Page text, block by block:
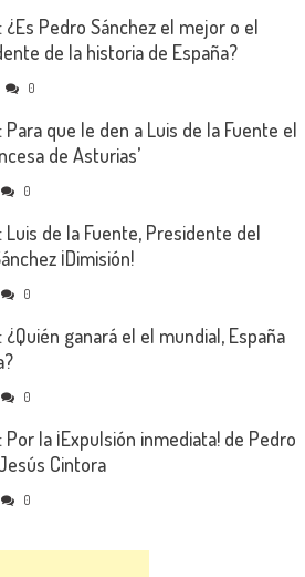
¿Es Pedro Sánchez el mejor o el
de la historia de España?
0
Para que le den a Luis de la Fuente el
de Asturias’
0
Luis de la Fuente, Presidente del
¡Dimisión!
0
¿Quién ganará el el mundial, España
0
Por la ¡Expulsión inmediata! de Pedro
Cintora
0